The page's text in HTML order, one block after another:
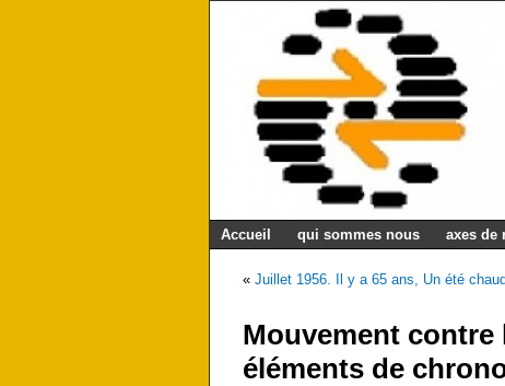
Accueil qui sommes nous axes de
« Juillet 1956. Il y a 65 ans, Un été
Mouvement contre
éléments de